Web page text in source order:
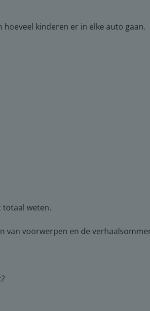
kinderen er in elke auto gaan.
totaal weten.
van voorwerpen en de